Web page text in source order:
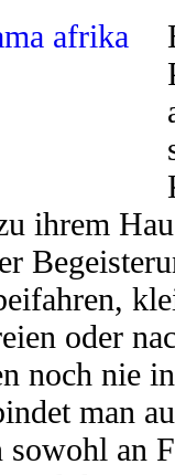
ihrem
oder
noch nie
man
sowohl an